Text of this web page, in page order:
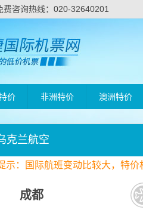
咨询热线：020-32640201
价 非洲特价 澳洲特价
克兰航空
示：国际航班变动比较大，特价
成都